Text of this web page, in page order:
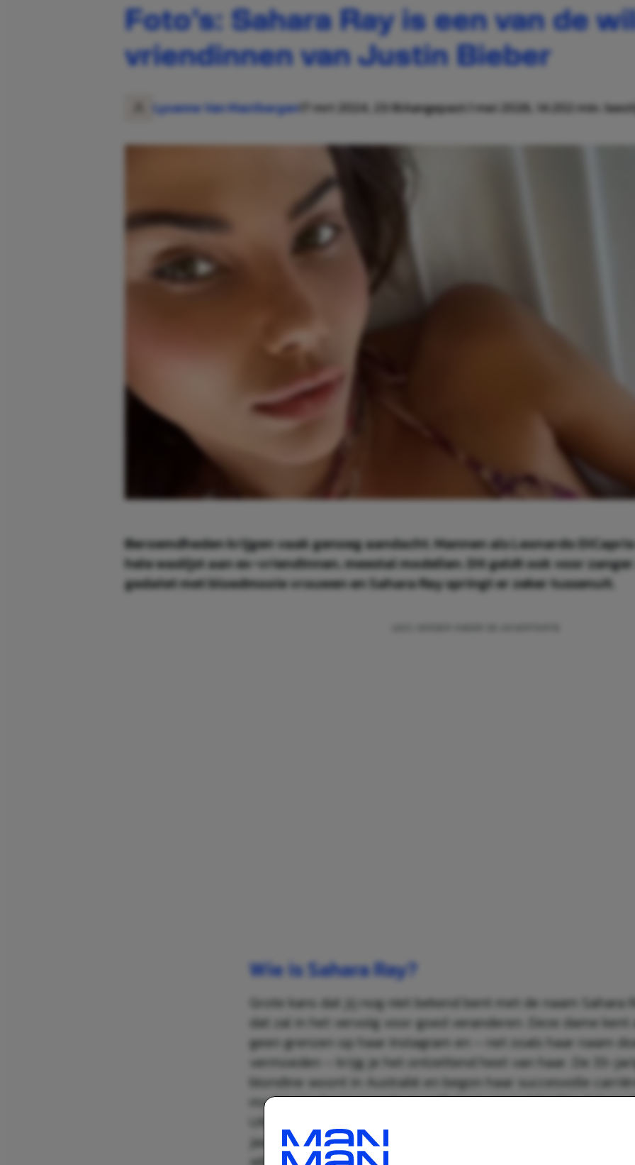
Foto’s: Sahara Ray is een van de
vriendinnen van Justin Bieber
Lysanne Van Mastbergen17 mrt 2024, 23:16Aangepast: 1 mei 2026, 14:202 min.
Beroemdheden krijgen vaak genoeg aandacht. Mannen als Leonardo
hele waslijst aan ex-vriendinnen, meestal modellen. Dit geldt ook voor
gedatet met bloedmooie vrouwen en Sahara Ray springt er zeker tussenuit.
Wie is Sahara Ray?
Grote kans dat jij nog niet bekend bent met de naam Sahara
dat zal in het vervolg voor goed veranderen. Deze dame kent
geen grenzen op haar Instagram en – net zoals haar naam
vermoeden – krijg je het ontzettend heet van haar. De 33-
blondine woont in Australië en begon haar succesvolle
model. Verder lanceerde ze zelfs haar eigen bikinilijn, Sahara
Uiteindelijk is de bombshell nog bekender geworden toen zij
jaar geleden met Justin Bieber heeft gedatet en sindsdien zijn